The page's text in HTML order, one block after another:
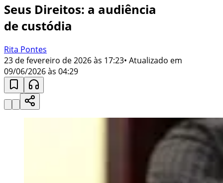
Seus Direitos: a audiência
de custódia
Rita Pontes
23 de fevereiro de 2026 às 17:23• Atualizado em
09/06/2026 às 04:29